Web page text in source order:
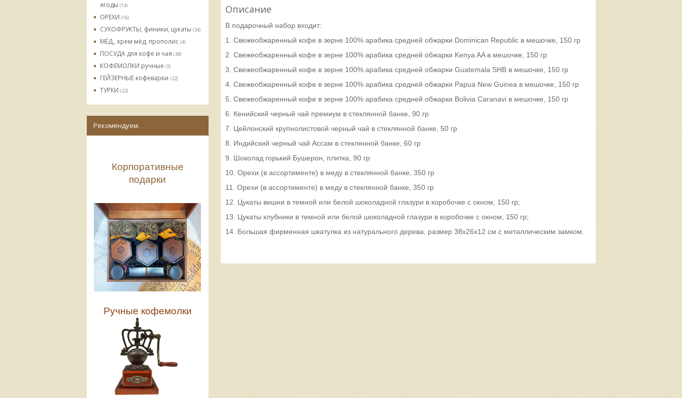
ягоды (14)
ОРЕХИ (16)
СУХОФРУКТЫ, финики, цукаты (34)
МЁД,, крем мёд, прополис (4)
ПОСУДА для кофе и чая (39)
КОФЕМОЛКИ ручные (5)
ГЕЙЗЕРНЫЕ кофеварки (22)
ТУРКИ (22)
Рекомендуем.
Корпоративные
подарки
Ручные кофемолки
Описание
В подарочный набор входит:
1. Свежеобжаренный кофе в зерне 100% арабика средней обжарки Dominican Republic в мешочке, 150 гр
2. Свежеобжаренный кофе в зерне 100% арабика средней обжарки Kenya AA в мешочке, 150 гр
3. Свежеобжаренный кофе в зерне 100% арабика средней обжарки Guatemala SHB в мешочке, 150 гр
4. Свежеобжаренный кофе в зерне 100% арабика средней обжарки Papua New Guinea в мешочке, 150 гр
5. Свежеобжаренный кофе в зерне 100% арабика средней обжарки Bolivia Caranavi в мешочке, 150 гр
6. Кенийский черный чай премиум в стеклянной банке, 90 гр
7. Цейлонский крупнолистовой черный чай в стеклянной банке, 50 гр
8. Индийский черный чай Ассам в стеклянной банке, 60 гр
9. Шоколад горький Бушерон, плитка, 90 гр
10. Орехи (в ассортименте) в меду в стеклянной банке, 350 гр
11. Орехи (в ассортименте) в меду в стеклянной банке, 350 гр
12. Цукаты вишни в темной или белой шоколадной глазури в коробочке с окном, 150 гр;
13. Цукаты клубники в темной или белой шоколадной глазури в коробочке с окном, 150 гр;
14. Большая фирменная шкатулка из натурального дерева, размер 38х26х12 см с металлическим замком.